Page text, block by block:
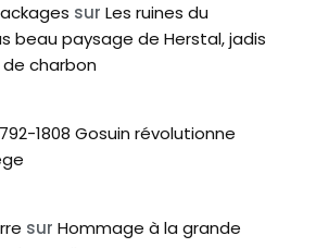
sur Les ruines du
beau paysage de Herstal, jadis
charbon
1808 Gosuin révolutionne
sur Hommage à la grande